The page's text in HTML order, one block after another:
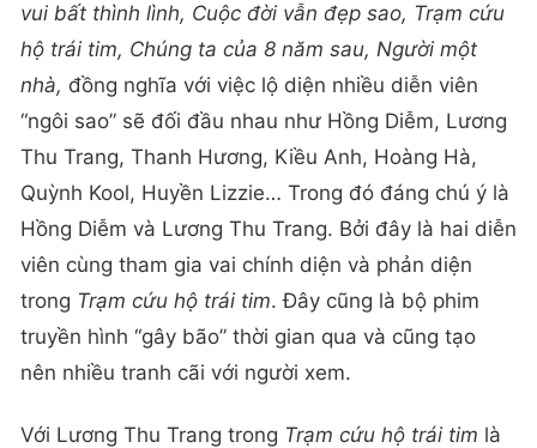
vui bất thình lình, Cuộc đời vẫn đẹp sao, Trạm cứu
hộ trái tim, Chúng ta của 8 năm sau, Người một
nhà, đồng nghĩa với việc lộ diện nhiều diễn viên
“ngôi sao” sẽ đối đầu nhau như Hồng Diễm, Lương
Thu Trang, Thanh Hương, Kiều Anh, Hoàng Hà,
Quỳnh Kool, Huyền Lizzie… Trong đó đáng chú ý là
Hồng Diễm và Lương Thu Trang. Bởi đây là hai diễn
viên cùng tham gia vai chính diện và phản diện
trong Trạm cứu hộ trái tim. Đây cũng là bộ phim
truyền hình “gây bão” thời gian qua và cũng tạo
nên nhiều tranh cãi với người xem.
Với Lương Thu Trang trong Trạm cứu hộ trái tim là